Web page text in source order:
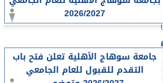
2026/2027
جامعة سوهاج الأهلية تعلن فتح باب
التقدم للقبول للعام الجامعي